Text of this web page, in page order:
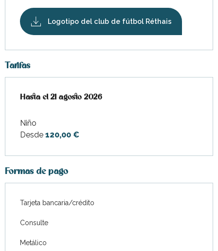
Logotipo del club de fútbol Réthais
Tarifas
Desde 6 julio 2026hasta
Hasta el21 agosto 2026
Niño
Desde 120,00 €
Formas de pago
Tarjeta bancaria/crédito
Consulte
Metálico